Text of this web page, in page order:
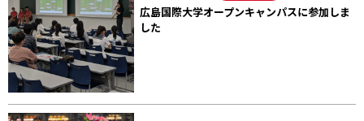
広島国際大学オープンキャンパスに参加しま
した